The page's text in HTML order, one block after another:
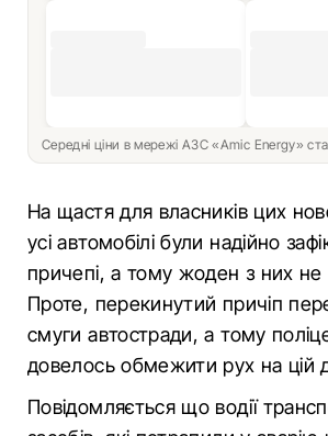
Середні ціни в мережі АЗС «Amic Energy»
На щастя для власників цих
усі автомобілі були надійно
причепі, а тому жоден з них
Проте, перекинутий причіп
смуги автостради, а тому
довелось обмежити рух на цій
Повідомляється що водії